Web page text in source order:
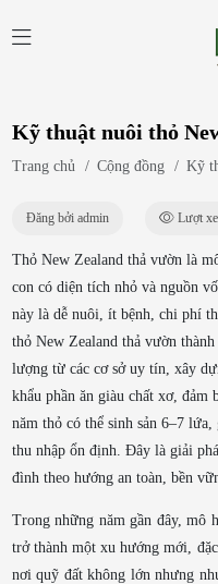
Kỹ thuật nuôi thỏ
Trang chủ / Cộng đồng / Kỹ
Đăng bởi admin Lượt
Thỏ New Zealand thả vườn là
con có diện tích nhỏ và nguồn
này là dễ nuôi, ít bệnh, chi phí
thỏ New Zealand thả vườn
lượng từ các cơ sở uy tín, xây
khẩu phần ăn giàu chất xơ, đảm
năm thỏ có thể sinh sản 6–7
thu nhập ổn định. Đây là giải
đình theo hướng an toàn, bền
Trong những năm gần đây, mô
trở thành một xu hướng mới,
nơi quỹ đất không lớn nhưng